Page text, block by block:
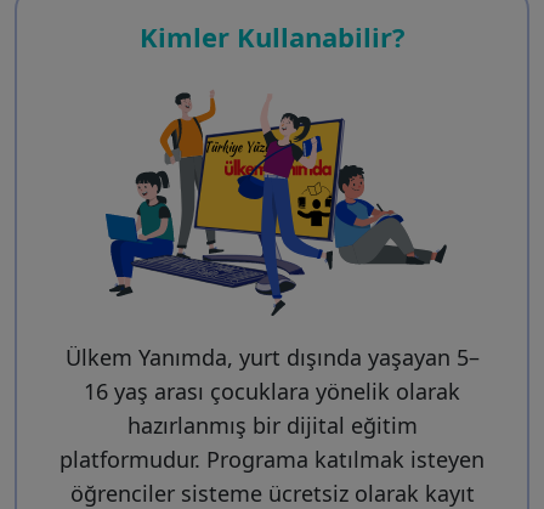
Kimler Kullanabilir?
Ülkem Yanımda, yurt dışında yaşayan 5–
16 yaş arası çocuklara yönelik olarak
hazırlanmış bir dijital eğitim
platformudur. Programa katılmak isteyen
öğrenciler sisteme ücretsiz olarak kayıt